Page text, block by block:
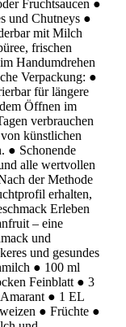
Fruchtsaucen ●
und Chutneys ●
mit Milch
frischen
Handumdrehen
Verpackung: ●
für längere
Öffnen im
verbrauchen
künstlichen
● Schonende
alle wertvollen
der Methode
erhalten,
Erleben
– eine
und
und gesundes
● 100 ml
Feinblatt ● 3
● 1 EL
● Früchte ●